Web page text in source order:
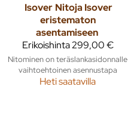
Isover Nitoja Isover
eristematon
asentamiseen
Erikoishinta299,00 €
Nitominen on teräslankasidonnalle
vaihtoehtoinen asennustapa
Heti saatavilla